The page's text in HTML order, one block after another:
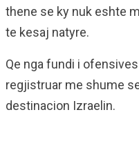
thene se ky nuk eshte
te kesaj natyre.
Qe nga fundi i
regjistruar me shume
destinacion Izraelin.